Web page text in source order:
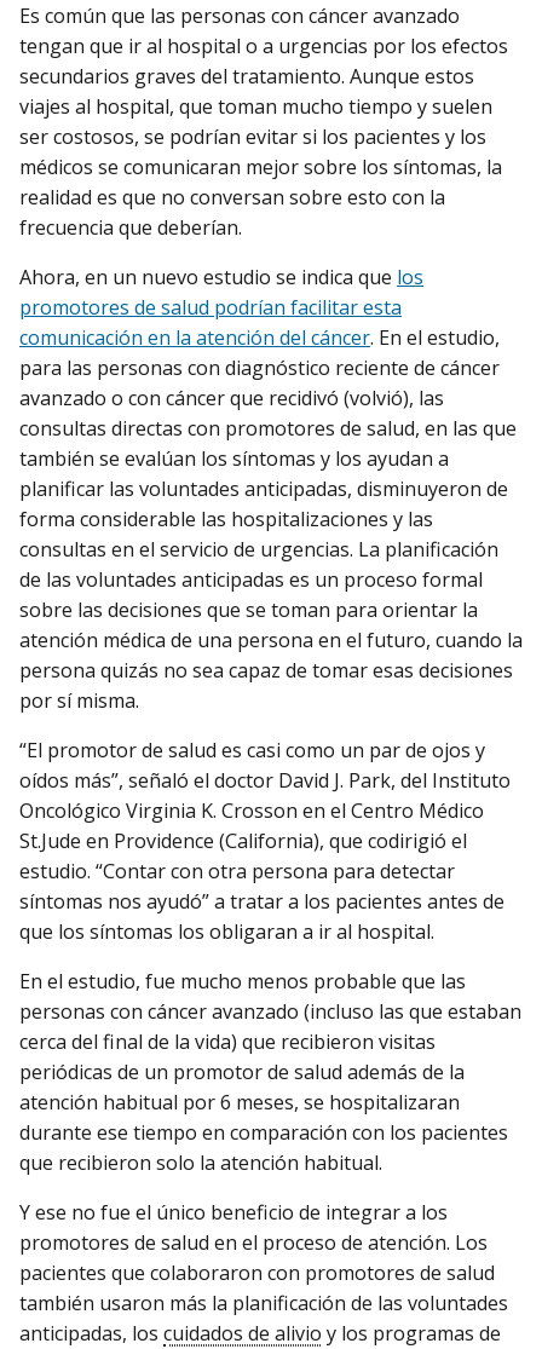
Es común que las personas con cáncer avanzado
tengan que ir al hospital o a urgencias por los efectos
secundarios graves del tratamiento. Aunque estos
viajes al hospital, que toman mucho tiempo y suelen
ser costosos, se podrían evitar si los pacientes y los
médicos se comunicaran mejor sobre los síntomas, la
realidad es que no conversan sobre esto con la
frecuencia que deberían.
Ahora, en un nuevo estudio se indica que los
promotores de salud podrían facilitar esta
comunicación en la atención del cáncer. En el estudio,
para las personas con diagnóstico reciente de cáncer
avanzado o con cáncer que recidivó (volvió), las
consultas directas con promotores de salud, en las que
también se evalúan los síntomas y los ayudan a
planificar las voluntades anticipadas, disminuyeron de
forma considerable las hospitalizaciones y las
consultas en el servicio de urgencias. La planificación
de las voluntades anticipadas es un proceso formal
sobre las decisiones que se toman para orientar la
atención médica de una persona en el futuro, cuando la
persona quizás no sea capaz de tomar esas decisiones
por sí misma.
“El promotor de salud es casi como un par de ojos y
oídos más”, señaló el doctor David J. Park, del Instituto
Oncológico Virginia K. Crosson en el Centro Médico
St.Jude en Providence (California), que codirigió el
estudio. “Contar con otra persona para detectar
síntomas nos ayudó” a tratar a los pacientes antes de
que los síntomas los obligaran a ir al hospital.
En el estudio, fue mucho menos probable que las
personas con cáncer avanzado (incluso las que estaban
cerca del final de la vida) que recibieron visitas
periódicas de un promotor de salud además de la
atención habitual por 6 meses, se hospitalizaran
durante ese tiempo en comparación con los pacientes
que recibieron solo la atención habitual.
Y ese no fue el único beneficio de integrar a los
promotores de salud en el proceso de atención. Los
pacientes que colaboraron con promotores de salud
también usaron más la planificación de las voluntades
anticipadas, los cuidados de alivio y los programas de